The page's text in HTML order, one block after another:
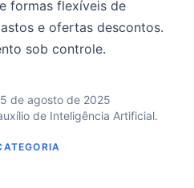
formas flexíveis de
e ofertas descontos.
sob controle.
de agosto de 2025
de Inteligência Artificial.